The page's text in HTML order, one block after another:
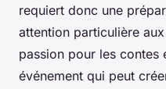
requiert donc une
attention particulière
passion pour les contes
événement qui peut